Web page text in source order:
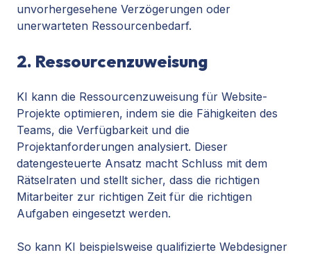
unvorhergesehene Verzögerungen oder
unerwarteten Ressourcenbedarf.
2. Ressourcenzuweisung
KI kann die Ressourcenzuweisung für Website-
Projekte optimieren, indem sie die Fähigkeiten des
Teams, die Verfügbarkeit und die
Projektanforderungen analysiert. Dieser
datengesteuerte Ansatz macht Schluss mit dem
Rätselraten und stellt sicher, dass die richtigen
Mitarbeiter zur richtigen Zeit für die richtigen
Aufgaben eingesetzt werden.
So kann KI beispielsweise qualifizierte Webdesigner